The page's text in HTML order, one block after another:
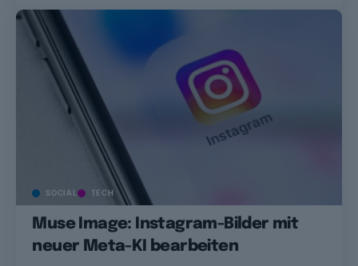
SOCIAL TECH
Muse Image: Instagram-Bilder mit
neuer Meta-KI bearbeiten